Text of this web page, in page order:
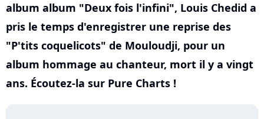
album album "Deux fois l'infini", Louis Chedid a
pris le temps d'enregistrer une reprise des
"P'tits coquelicots" de Mouloudji, pour un
album hommage au chanteur, mort il y a vingt
ans. Écoutez-la sur Pure Charts !